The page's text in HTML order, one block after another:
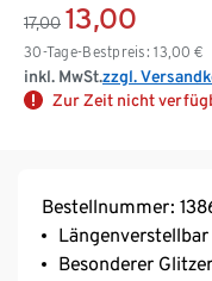
17,00 13,00
30-Tage-Bestpreis: 13,00 €
inkl. MwSt.zzgl.
Zur Zeit nicht
Bestellnummer:
Besonderer